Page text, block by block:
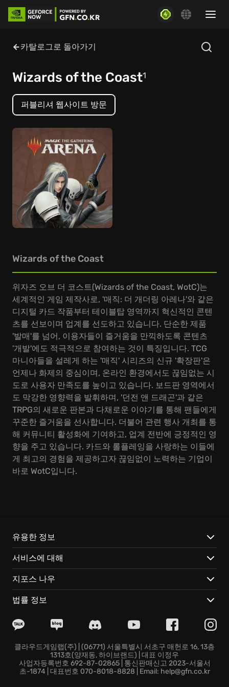
카탈로그로 돌아가기
Wizards of the Coast1
퍼블리셔 웹사이트 방문
Wizards of the Coast
위자즈 오브 더 코스트(Wizards of the Coast, WotC)는
세계적인 게임 제작사로, '매직: 더 개더링 아레나'와 같은
디지털 카드 작품부터 테이블탑 영역까지 혁신적인 콘텐
츠를 선보이며 업계를 선도하고 있습니다. 단순한 제품
'발매'를 넘어, 이용자들이 즐거움을 만끽하도록 콘텐츠
'개발'에도 적극적으로 참여하는 것이 특징입니다. TCG
마니아들을 설레게 하는 '매직' 시리즈의 신규 '확장판'은
언제나 화제의 중심이며, 온라인 환경에서도 끊임없는 시
도로 사용자 만족도를 높이고 있습니다. 보드판 영역에서
도 막강한 영향력을 발휘하며, '던전 앤 드래곤'과 같은
TRPG의 새로운 판본과 다채로운 이야기를 통해 팬들에게
꾸준한 즐거움을 선사합니다. 더불어 관련 행사 개최를 통
해 커뮤니티 활성화에 기여하고, 업계 전반에 긍정적인 영
향을 주고 있습니다. 카드와 롤플레잉을 사랑하는 이들에
게 최고의 경험을 제공하고자 끊임없이 노력하는 기업이
바로 WotC입니다.
유용한 정보
서비스에 대해
지포스 나우
법률 정보
클라우드게임랩(주) | (06771) 서울특별시 서초구 매헌로 16, 13층
1313호(양재동, 하이브랜드) | 대표 이정우
사업자등록번호 692-87-02865 | 통신판매신고 2023-서울서
초-1874 | 대표번호 070-8018-8828 | Email: help@gfn.co.kr